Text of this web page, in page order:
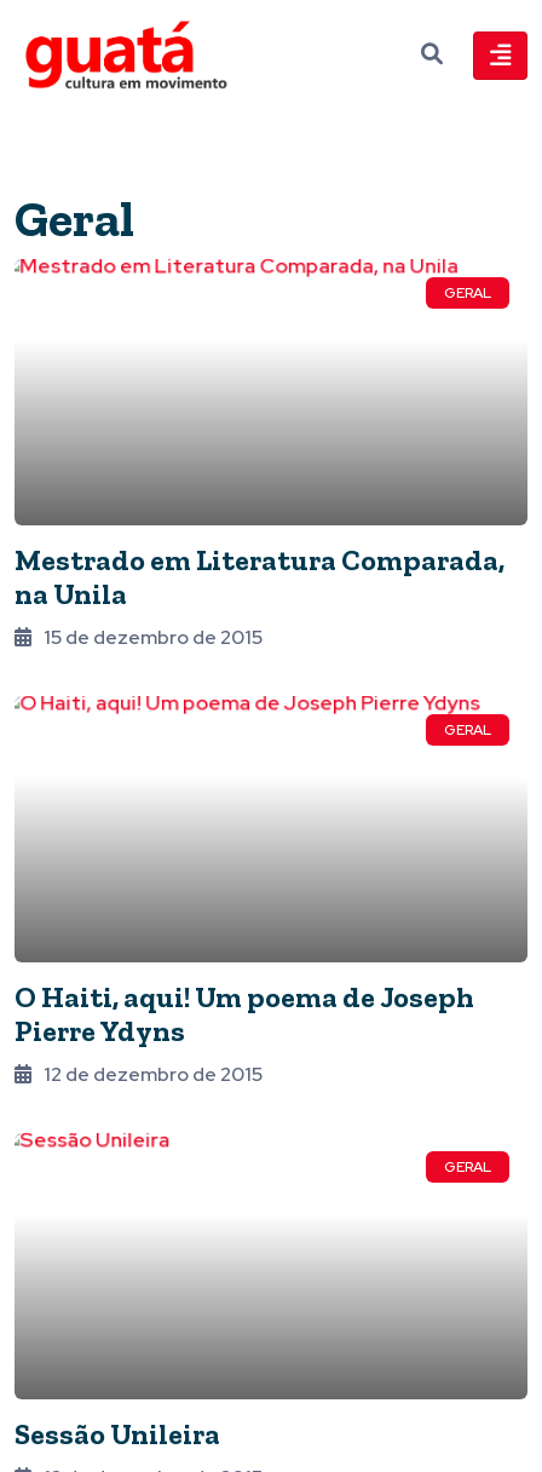
Geral
GERAL
Mestrado em Literatura Comparada,
na Unila
15 de dezembro de 2015
GERAL
O Haiti, aqui! Um poema de Joseph
Pierre Ydyns
12 de dezembro de 2015
GERAL
Sessão Unileira